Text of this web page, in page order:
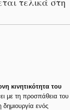
κινητικότητα του
με τη προσπάθεια του
ενός